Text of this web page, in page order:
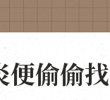
便偷偷